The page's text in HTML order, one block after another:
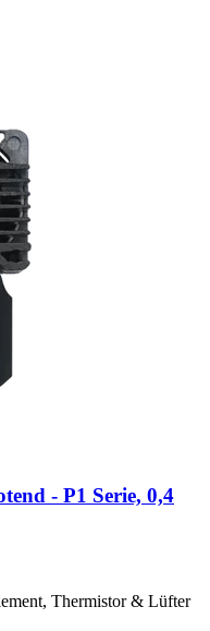
-​ P1 Serie, 0,4
Thermistor & Lüfter